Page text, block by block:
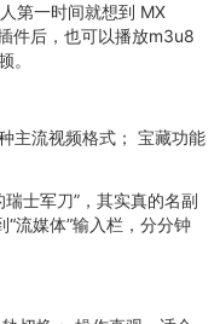
第一时间就想到 MX
件后，也可以播放m3u8
。
主流视频格式； 宝藏功能
士军刀”，其实真的名副
流媒体”输入栏，分分钟